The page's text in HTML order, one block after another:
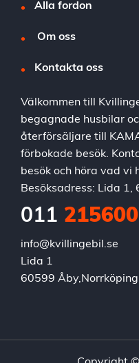
Alla fordon
Om oss
Kontakta oss
Välkommen till
begagnade husbilar
återförsäljare till
förbokade besök.
besök och höra vad vi
Besöksadress: Lida 1,
011 215600
info@kvillingebil.se
Lida 1
60599 Åby,Norrköping